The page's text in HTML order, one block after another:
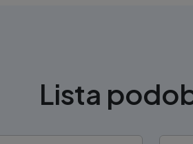
Lista